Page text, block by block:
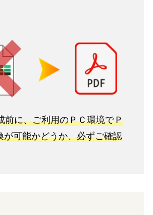
に、ご利用のＰＣ環境でＰ
が可能かどうか、必ずご確認